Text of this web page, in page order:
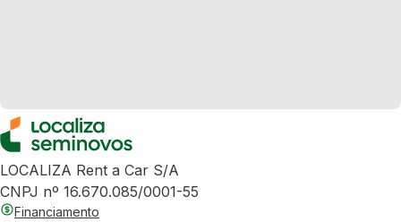
LOCALIZA Rent a Car S/A
CNPJ nº 16.670.085/0001-55
Financiamento